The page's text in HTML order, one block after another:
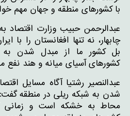
با کشورهای منطقه و جهان مهم
عبدالرحمن حبیب وزارت اقتصاد
چابهار، نه تنها افغانستان را با
بل کشور ما از مبدل شدن به
کشورهای آسیای میانه و هند نفع
عبدالنصیر رشتیا آگاه مسایل
شدن به شبکه ریلی در منطقه
محاط به خشکه است و زمانی